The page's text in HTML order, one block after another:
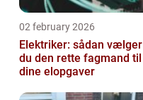
02 february 2026
Elektriker: sådan vælger
du den rette fagmand til
dine elopgaver